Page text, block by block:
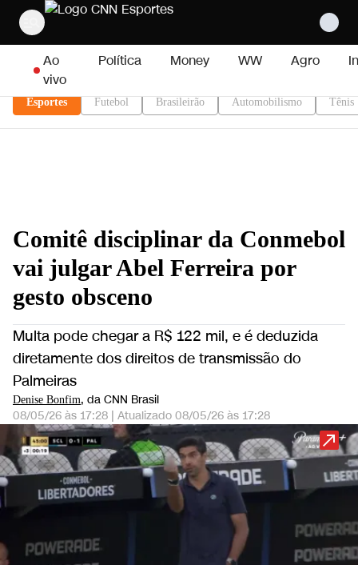
Pular para o conteúdo
Ao
vivo
Política Money WW Agro
Esportes Futebol Brasileirão Automobilismo Tênis
Comitê disciplinar da Conmebol
vai julgar Abel Ferreira por
gesto obsceno
Multa pode chegar a R$ 122 mil, e é deduzida
diretamente dos direitos de transmissão do
Palmeiras
Denise Bonfim, da CNN Brasil
08/05/26 às 17:28 | Atualizado 08/05/26 às 17:28